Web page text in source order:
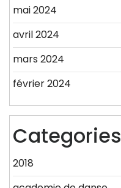
mai 2024
avril 2024
mars 2024
février 2024
Categories
2018